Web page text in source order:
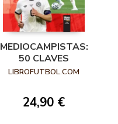
MEDIOCAMPISTAS:
50 CLAVES
LIBROFUTBOL.COM
24,90 €